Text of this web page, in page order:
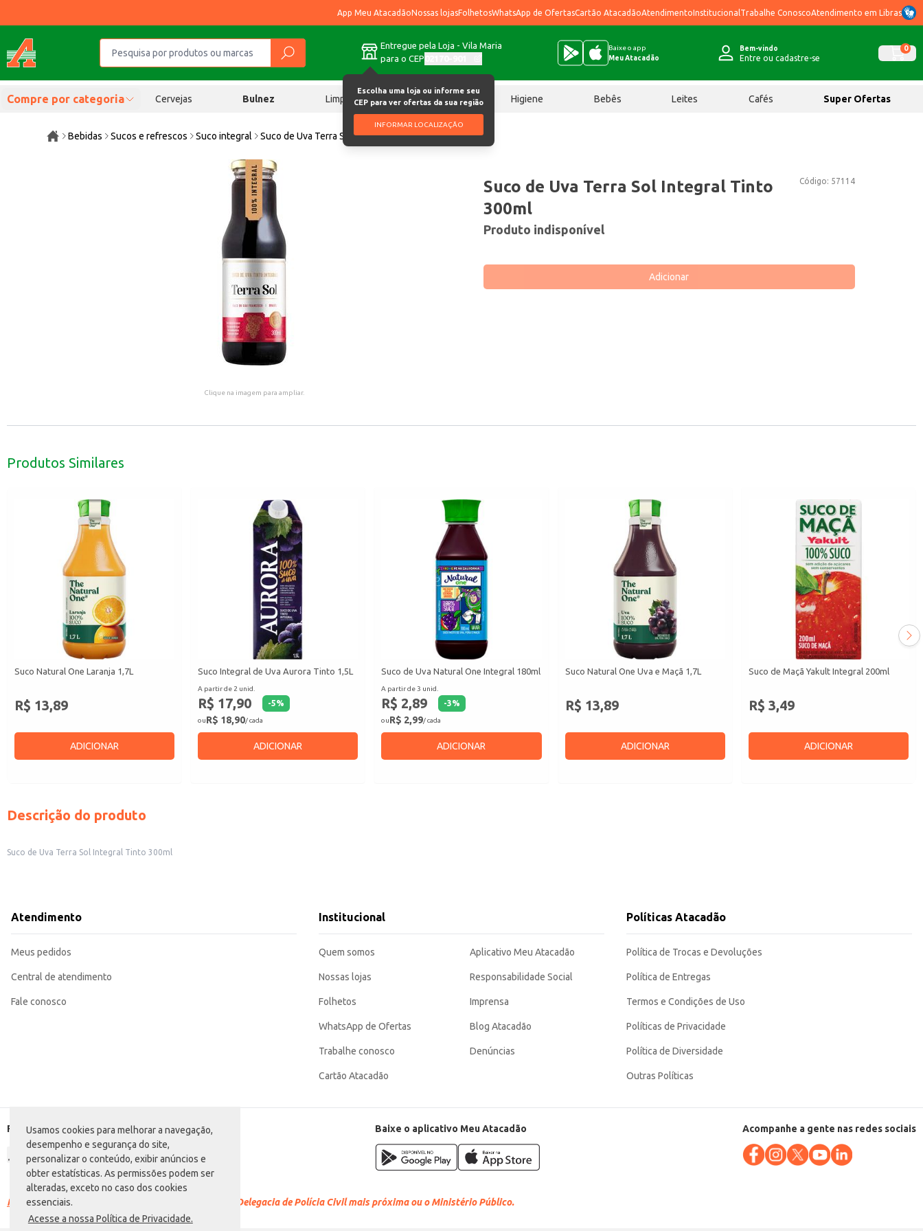
Usamos cookies para melhorar a navegação,
desempenho e segurança do site,
personalizar o conteúdo, exibir anúncios e
obter estatísticas. As permissões podem ser
alteradas, exceto no caso dos cookies
essenciais.
Acesse a nossa Política de Privacidade.
App Meu AtacadãoNossas lojasFolhetosWhatsApp de OfertasCartão AtacadãoAtendimentoInstitucional Trabalhe ConoscoAtendimento em Libras
Entregue pela Loja - Vila Maria
para o CEP
Escolha uma loja ou informe seu
CEP para ver ofertas da sua região
INFORMAR LOCALIZAÇÃO
Baixe o app
Meu Atacadão
Bem-vindo
Entre ou cadastre-se
0
Compre por categoria Cervejas Bulnez Limpeza Chocolates Higiene Bebês Leites Cafés Super Ofertas
Bebidas Sucos e refrescos Suco integral Suco de Uva Terra Sol Integral Tinto 300ml
Clique na imagem para ampliar.
Código: 57114
Suco de Uva Terra Sol Integral Tinto
300ml
Produto indisponível
Adicionar
Produtos Similares
Suco Natural One Laranja 1,7L
R$ 13,89
ADICIONAR
Suco Integral de Uva Aurora Tinto 1,5L
A partir de 2 unid.
R$ 17,90 -5%
ouR$ 18,90/ cada
ADICIONAR
Suco de Uva Natural One Integral 180ml
A partir de 3 unid.
R$ 2,89 -3%
ouR$ 2,99/ cada
ADICIONAR
Suco Natural One Uva e Maçã 1,7L
R$ 13,89
ADICIONAR
Suco de Maçã Yakult Integral 200ml
R$ 3,49
ADICIONAR
Descrição do produto
Suco de Uva Terra Sol Integral Tinto 300ml
Atendimento
Meus pedidos
Central de atendimento
Fale conosco
Institucional
Quem somos
Nossas lojas
Folhetos
WhatsApp de Ofertas
Trabalhe conosco
Cartão Atacadão
Aplicativo Meu Atacadão
Responsabilidade Social
Imprensa
Blog Atacadão
Denúncias
Políticas Atacadão
Política de Trocas e Devoluções
Política de Entregas
Termos e Condições de Uso
Políticas de Privacidade
Política de Diversidade
Outras Políticas
Formas de pagamento Baixe o aplicativo Meu Atacadão Acompanhe a gente nas redes sociais
Racismo é crime. Denuncie. Disque 100 ou procure a Delegacia de Polícia Civil mais próxima ou o Ministério Público.